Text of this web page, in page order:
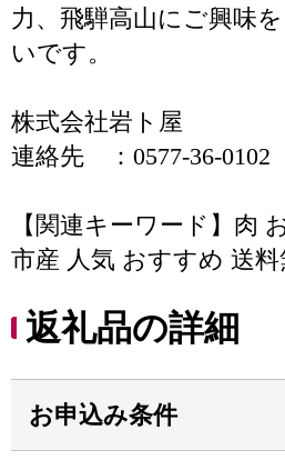
力、飛騨高山にご興味
いです。
株式会社岩ト屋
連絡先 ：0577-36-0102
【関連キーワード】肉
市産 人気 おすすめ 送料
返礼品の詳細
お申込み条件